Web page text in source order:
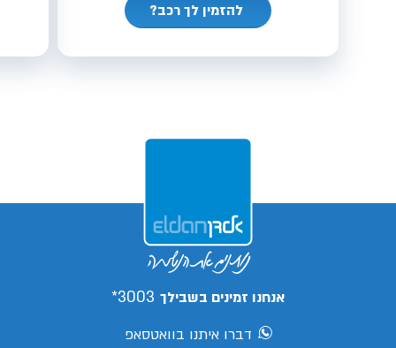
להזמין לך רכב?
אנחנו זמינים בשבילך 3003*
דברו איתנו בוואטסאפ